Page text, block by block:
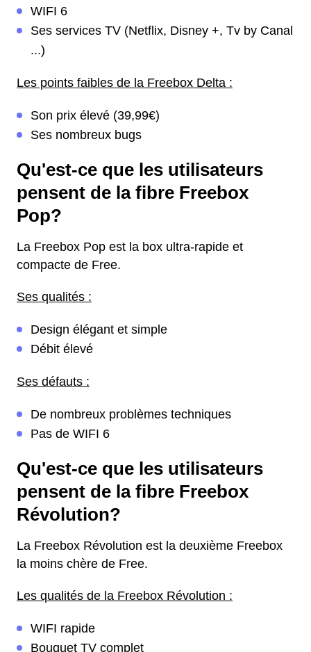
WIFI 6
Ses services TV (Netflix, Disney +, Tv by Canal
...)
Les points faibles de la Freebox Delta :
Son prix élevé (39,99€)
Ses nombreux bugs
Qu'est-ce que les utilisateurs
pensent de la fibre Freebox
Pop?
La Freebox Pop est la box ultra-rapide et
compacte de Free.
Ses qualités :
Design élégant et simple
Débit élevé
Ses défauts :
De nombreux problèmes techniques
Pas de WIFI 6
Qu'est-ce que les utilisateurs
pensent de la fibre Freebox
Révolution?
La Freebox Révolution est la deuxième Freebox
la moins chère de Free.
Les qualités de la Freebox Révolution :
WIFI rapide
Bouquet TV complet